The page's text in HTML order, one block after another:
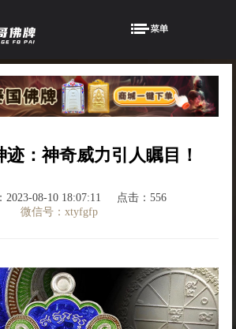
：神奇威力引人瞩目！
2023-08-10 18:07:11
点击：556
微信号：xtyfgfp